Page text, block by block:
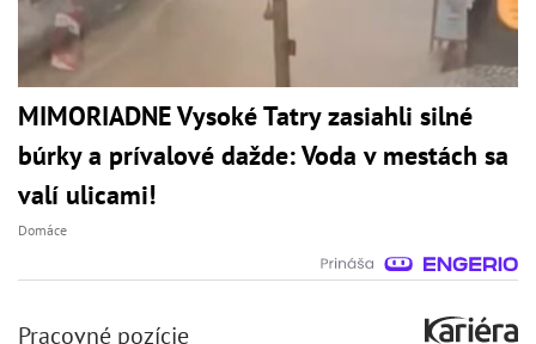
MIMORIADNE Vysoké Tatry zasiahli silné
búrky a prívalové dažde: Voda v mestách sa
valí ulicami!
Domáce
Pracovné pozície